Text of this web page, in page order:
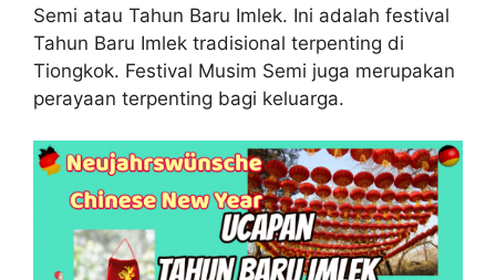
Semi atau Tahun Baru Imlek. Ini adalah festival
Tahun Baru Imlek tradisional terpenting di
Tiongkok. Festival Musim Semi juga merupakan
perayaan terpenting bagi keluarga.